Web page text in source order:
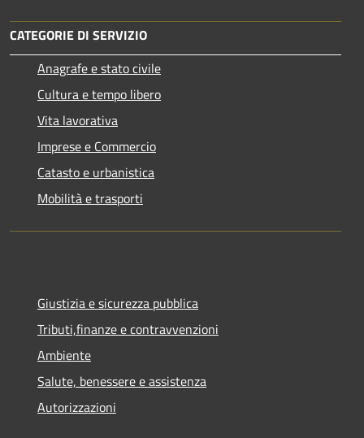
CATEGORIE DI SERVIZIO
Anagrafe e stato civile
Cultura e tempo libero
Vita lavorativa
Imprese e Commercio
Catasto e urbanistica
Mobilità e trasporti
Giustizia e sicurezza pubblica
Tributi,finanze e contravvenzioni
Ambiente
Salute, benessere e assistenza
Autorizzazioni